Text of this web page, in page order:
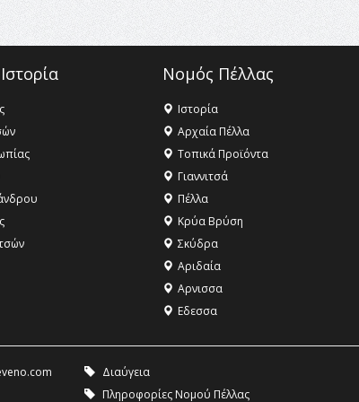
Νομός Πέλλας
Ιστορία
Αρχαία Πέλλα
Τοπικά Προϊόντα
Γιαννιτσά
Πέλλα
Κρύα Βρύση
Σκύδρα
Αριδαία
Aρνισσα
Eδεσσα
Διαύγεια
Πληροφορίες Νομού Πέλλας